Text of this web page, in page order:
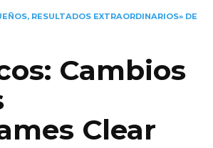
RESULTADOS EXTRAORDINARIOS» DE
Cambios
Clear